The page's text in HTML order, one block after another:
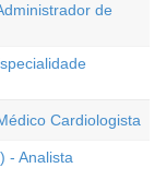
de
Cardiologista
- Analista